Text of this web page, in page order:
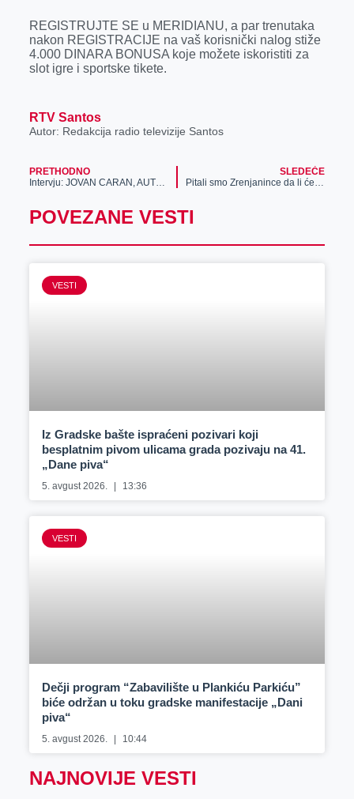
REGISTRUJTE SE u MERIDIANU, a par trenutaka
nakon REGISTRACIJE na vaš korisnički nalog stiže
4.000 DINARA BONUSA koje možete iskoristiti za
slot igre i sportske tikete.
RTV Santos
Autor: Redakcija radio televizije Santos
PRETHODNO
Intervju: JOVAN CARAN, AUTOR NOVE LUTKARSKE PREDSTAVE „ZMAJIĆ OGI“
SLEDEĆE
Pitali smo Zrenjanince da li će proslaviti Dan zaljubljenih?
POVEZANE VESTI
VESTI
Iz Gradske bašte ispraćeni pozivari koji
besplatnim pivom ulicama grada pozivaju na 41.
„Dane piva“
5. avgust 2026. 13:36
VESTI
Dečji program “Zabavilište u Plankiću Parkiću”
biće održan u toku gradske manifestacije „Dani
piva“
5. avgust 2026. 10:44
NAJNOVIJE VESTI